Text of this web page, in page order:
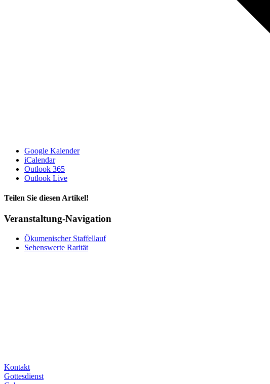
Google Kalender
iCalendar
Outlook 365
Outlook Live
Teilen Sie diesen Artikel!
Facebook
X
Bluesky
Reddit
LinkedIn
WhatsApp
Telegram
Tumblr
Pinterest
Xing
E-
Veranstaltung-Navigation
Ökumenischer Staffellauf
Sehenswerte Rarität
Kontakt
Gottesdienst